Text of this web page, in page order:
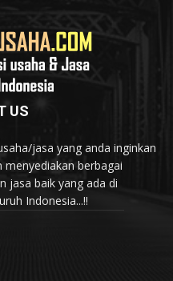
US
jasa yang anda inginkan
berbagai
jasa baik yang ada di
Indonesia...!!